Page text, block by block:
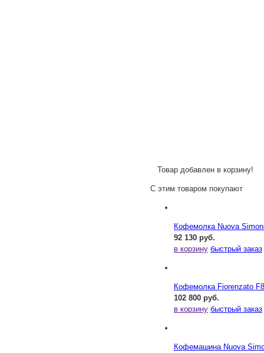
Товар добавлен в корзину!
С этим товаром покупают
Кофемолка Nuova
92 130 руб.
в корзину быстрый заказ
Кофемолка Fiorenzato
102 800 руб.
в корзину быстрый заказ
Кофемашина Nuova